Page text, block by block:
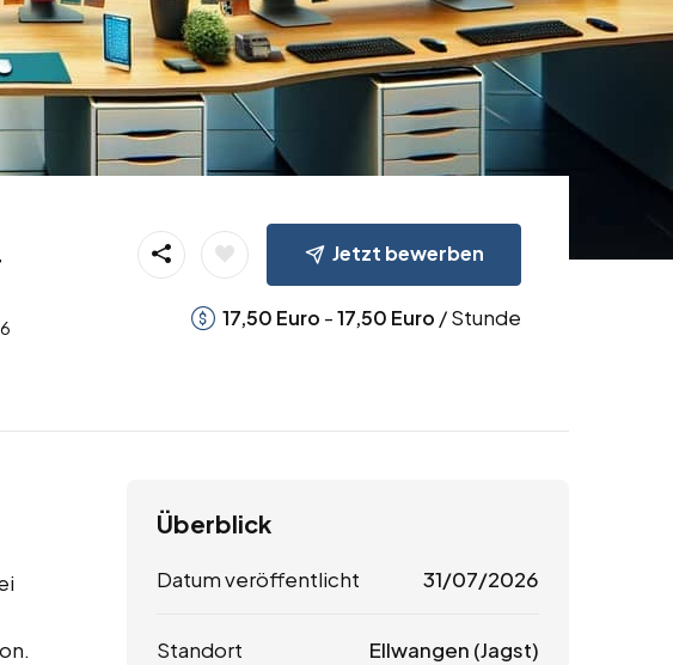
Jetzt bewerben
17,50 Euro -17,50 Euro / Stunde
Überblick
Datum veröffentlicht 31/07/2026
Standort Ellwangen (Jagst)